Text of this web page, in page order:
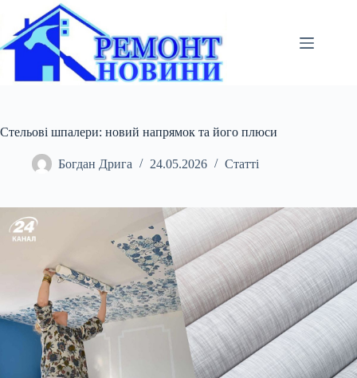
вмісту
Стельові шпалери: новий напрямок та його плюси
Богдан Дрига 24.05.2026 Статті